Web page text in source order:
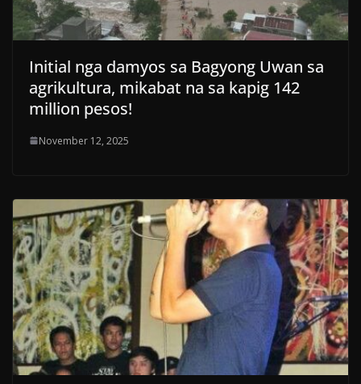
Initial nga damyos sa Bagyong Uwan sa
agrikultura, mikabat na sa kapig 142
million pesos!
November 12, 2025